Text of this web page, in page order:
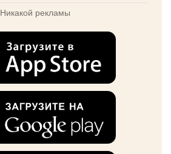
Никакой рекламы